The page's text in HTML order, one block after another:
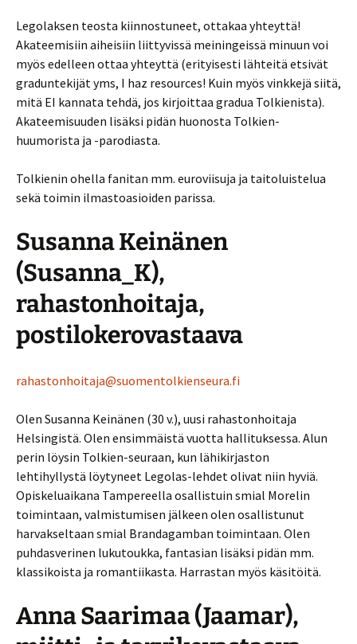
Legolaksen teosta kiinnostuneet, ottakaa yhteyttä!
Akateemisiin aiheisiin liittyvissä meiningeissä minuun voi
myös edelleen ottaa yhteyttä (erityisesti lähteitä etsivät
graduntekijät yms, I haz resources! Kuin myös vinkkejä siitä,
mitä EI kannata tehdä, jos kirjoittaa gradua Tolkienista).
Akateemisuuden lisäksi pidän huonosta Tolkien-
huumorista ja -parodiasta.
Tolkienin ohella fanitan mm. euroviisuja ja taitoluistelua
sekä toimin ilmastoasioiden parissa.
Susanna Keinänen
(Susanna_K),
rahastonhoitaja,
postilokerovastaava
rahastonhoitaja@suomentolkienseura.fi
Olen Susanna Keinänen (30 v.), uusi rahastonhoitaja
Helsingistä. Olen ensimmäistä vuotta hallituksessa. Alun
perin löysin Tolkien-seuraan, kun lähikirjaston
lehtihyllystä löytyneet Legolas-lehdet olivat niin hyviä.
Opiskeluaikana Tampereella osallistuin smial Morelin
toimintaan, valmistumisen jälkeen olen osallistunut
harvakseltaan smial Brandagamban toimintaan. Olen
puhdasverinen lukutoukka, fantasian lisäksi pidän mm.
klassikoista ja romantiikasta. Harrastan myös käsitöitä.
Anna Saarimaa (Jaamar),